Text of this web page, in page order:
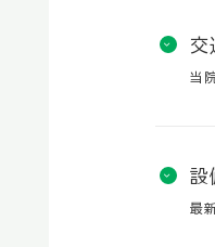
交
当
設
最